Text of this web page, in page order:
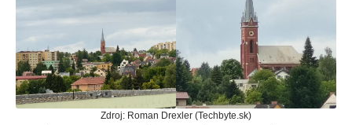
Zdroj: Roman Drexler (Techbyte.sk)